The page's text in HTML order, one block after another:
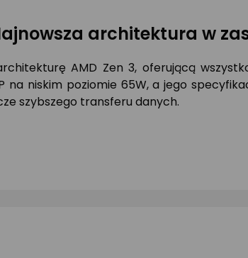
architektura w
AMD Zen 3, oferującą
na niskim poziomie 65W, a jego
szybszego transferu danych.